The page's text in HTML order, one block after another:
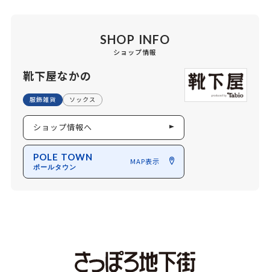
SHOP INFO
ショップ情報
靴下屋なかの
服飾雑貨 ソックス
ショップ情報へ
POLE TOWN
ポールタウン
MAP表示